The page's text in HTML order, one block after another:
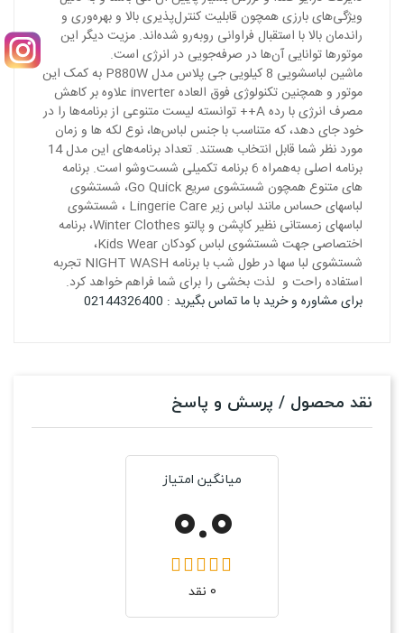
ویژگی‌های بارزی همچون قابلیت کنترل‌پذیری بالا و بهره‌‌وری و
راندمان بالا با استقبال فراوانی روبه‌رو شده‌اند. مزیت دیگر این
موتورها توانایی آن‌ها در صرفه‌جویی در انرژی است.
ماشین لباسشویی 8 کیلویی جی‌ پلاس مدل P880W به کمک این
موتور و همچنین تکنولوژی فوق العاده inverter علاوه بر کاهش
مصرف انرژی با رده A++ توانسته لیست متنوعی از برنامه‌ها را در
خود جای دهد، که متناسب با جنس لباس‌ها، نوع لکه ها و زمان
مورد نظر شما قابل انتخاب هستند. تعداد برنامه‌های این مدل 14
برنامه اصلی به‌همراه 6 برنامه تکمیلی شست‌وشو است. برنامه
های متنوع همچون شستشوی سریع Go Quick، شستشوی
لباسهای حساس مانند لباس زیر Lingerie Care ، شستشوی
لباسهای زمستانی نظیر کاپشن و پالتو Winter Clothes، برنامه
اختصاصی جهت شستشوی لباس کودکان Kids Wear،
شستشوی لبا سها در طول شب با برنامه NIGHT WASH تجربه
استفاده راحت و لذت بخشی را برای شما فراهم خواهد کرد.
برای مشاوره و خرید با ما تماس بگیرید : 02144326400
نقد محصول / پرسش و پاسخ
میانگین امتیاز
0.0
0 نقد